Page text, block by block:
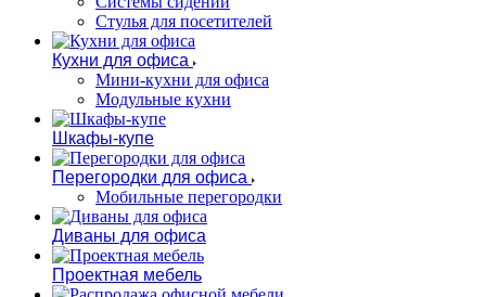
Стулья для посетителей
Кухни для офиса
Мини-кухни для офиса
Модульные кухни
Шкафы-купе
Перегородки для офиса
Мобильные перегородки
Диваны для офиса
Проектная мебель